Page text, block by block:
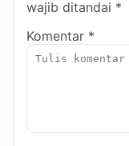
wajib ditandai *
Komentar *